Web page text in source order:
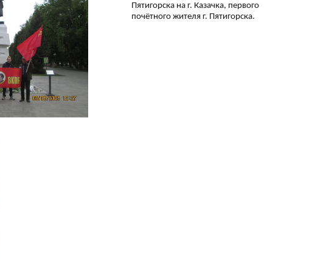
Пятигорска на г. Казачка, первого
почётного жителя г. Пятигорска.